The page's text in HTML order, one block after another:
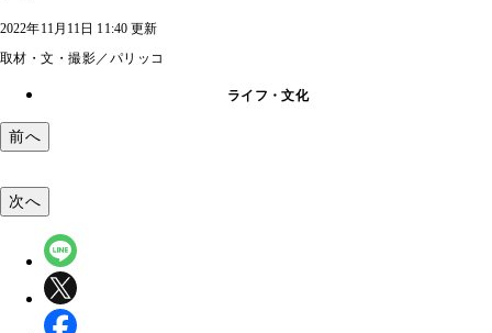
2022年11月11日 11:40 更新
取材・文・撮影／パリッコ
ライフ・文化
前へ
次へ